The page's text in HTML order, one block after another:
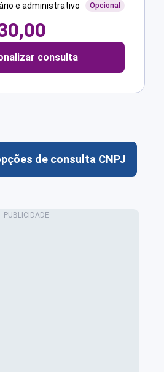
e administrativo Opcional
consulta
de consulta CNPJ